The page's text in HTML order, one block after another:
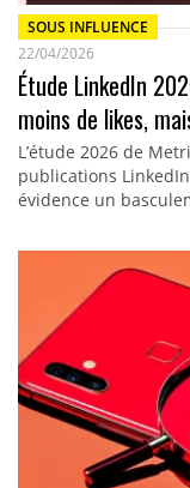
SOUS INFLUENCE
22/04/2026
Étude LinkedIn
moins de likes,
L’étude 2026 de
publications
évidence un